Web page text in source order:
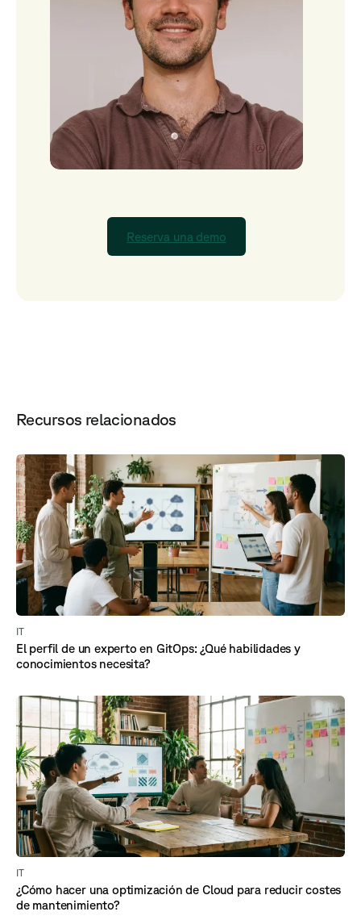
Reserva una demo
Recursos relacionados
IT
El perfil de un experto en GitOps: ¿Qué habilidades y
conocimientos necesita?
IT
¿Cómo hacer una optimización de Cloud para reducir costes
de mantenimiento?